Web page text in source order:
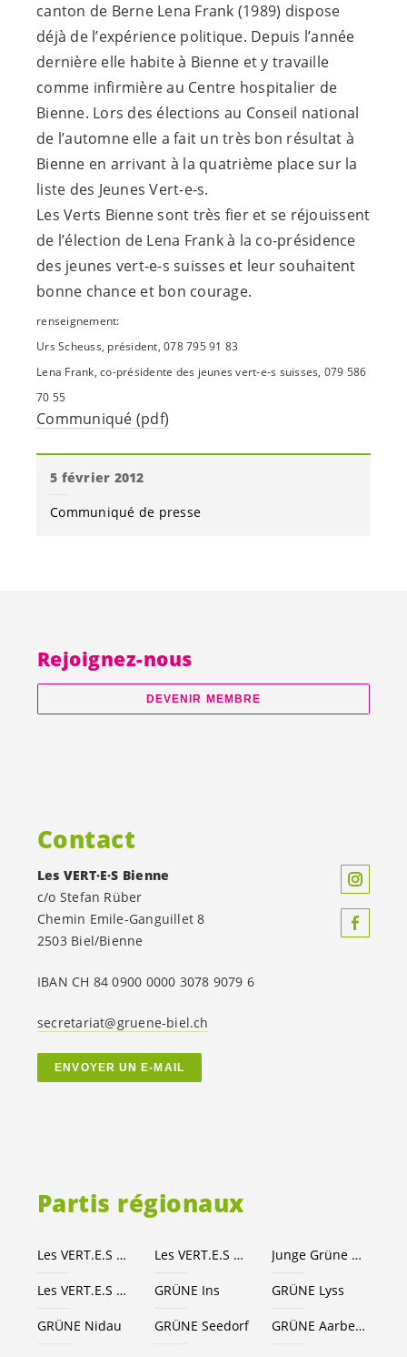
canton de Berne Lena Frank (1989) dispose
déjà de l’expérience politique. Depuis l’année
dernière elle habite à Bienne et y travaille
comme infirmière au Centre hospitalier de
Bienne. Lors des élections au Conseil national
de l’automne elle a fait un très bon résultat à
Bienne en arrivant à la quatrième place sur la
liste des JeunesVert-e-s.
Les Verts Bienne sont très fier et se réjouissent
de l’élection de Lena Frank à la co-présidence
des jeunes vert-e-s suisses et leur souhaitent
bonne chance et bon courage.
renseignement:
Urs Scheuss, président, 078 795 91 83
Lena Frank, co-présidente des jeunesvert-e-s suisses, 079 586
70 55
Communiqué (pdf)
5 février 2012
Communiqué de presse
Partis régionaux
Les VERT.E.S Les VERT.E.S Junge Grüne Kanton Bern
Les VERT.E.S GRÜNE Ins GRÜNE Lyss
GRÜNE Nidau GRÜNE Seedorf GRÜNE Aarberg
Rejoignez-nous
DEVENIR MEMBRE
Contact
Les VERT·E·S Bienne
c/o Stefan Rüber
Chemin Emile-Ganguillet 8
2503 Biel/Bienne
IBAN CH 84 0900 0000 3078 9079 6
secretariat@gruene-biel.ch
ENVOYER UN E-MAIL